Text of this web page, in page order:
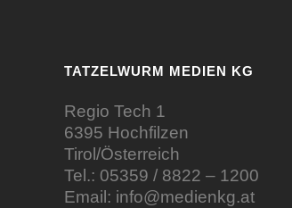
TATZELWURM MEDIEN KG
Regio Tech 1
6395 Hochfilzen
Tirol/Österreich
Tel.: 05359 / 8822 – 1200
Email: info@medienkg.at